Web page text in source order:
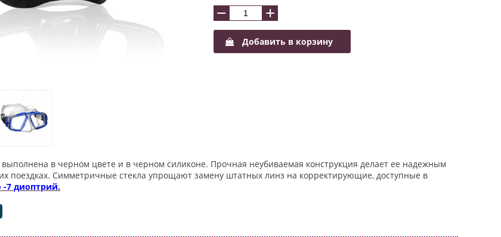
− +
Добавить в корзину
выполнена в черном цвете и в черном силиконе. Прочная неубиваемая конструкция делает ее надежным
поездках. Симметричные стекла упрощают замену штатных линз на корректирующие, доступные в
-7 диоптрий.